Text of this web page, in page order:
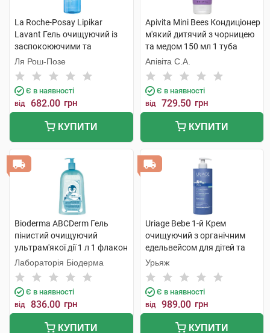
La Roche-Posay Lipikar
Lavant Гель очищуючий із
заспокоюючими та
захисними властивостями
400 мл 1 флакон
Ля Рош-Позе
Є в наявності
від 682.00 грн
КУПИТИ
Apivita Mini Bees Кондиціонер
м'який дитячий з чорницею
та медом 150 мл 1 туба
Апівіта С.А.
Є в наявності
від 729.50 грн
КУПИТИ
Bioderma ABCDerm Гель
пінистий очищуючий
ультрам'якої дії 1 л 1 флакон
Лабораторія Біодерма
Є в наявності
від 836.00 грн
КУПИТИ
Uriage Bebe 1-й Крем
очищуючий з органічним
едельвейсом для дітей та
немовлят 500 мл 1 флакон
Урьяж
Є в наявності
від 989.00 грн
КУПИТИ